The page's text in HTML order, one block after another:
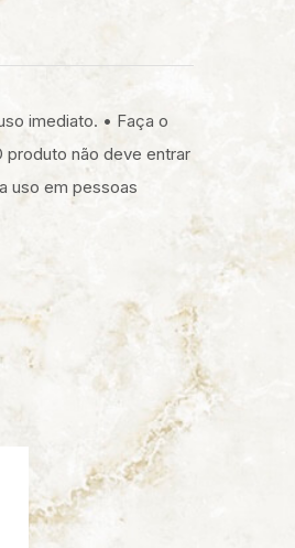
imediato. • Faça o
produto não deve entrar
uso em pessoas